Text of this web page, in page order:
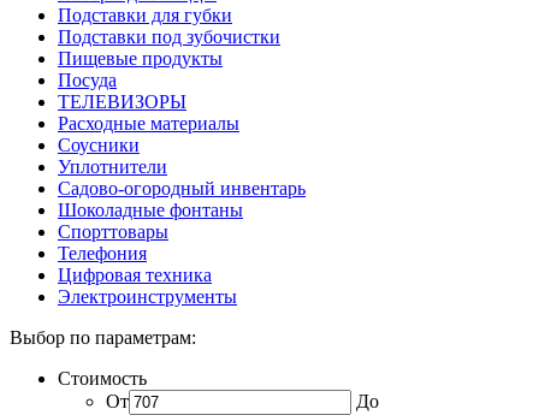
Подставки для губки
Подставки под зубочистки
Пищевые продукты
Посуда
ТЕЛЕВИЗОРЫ
Расходные материалы
Соусники
Уплотнители
Садово-огородный инвентарь
Шоколадные фонтаны
Спорттовары
Телефония
Цифровая техника
Электроинструменты
Выбор по параметрам:
Стоимость
От
До